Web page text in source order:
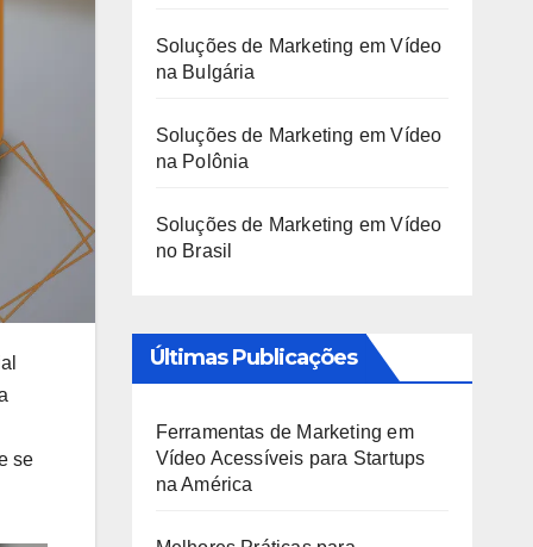
se
Soluções de Marketing em Vídeo
na Bulgária
Soluções de Marketing em Vídeo
na Polônia
Soluções de Marketing em Vídeo
no Brasil
Últimas Publicações
Ferramentas de Marketing em
Vídeo Acessíveis para Startups
na América